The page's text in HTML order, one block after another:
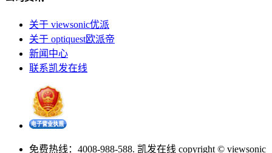
关于 viewsonic优派
关于 optiquest欧派帝
新闻中心
联系凯发在线
免费热线：4008-988-588. 凯发在线 copyright © viewsonic